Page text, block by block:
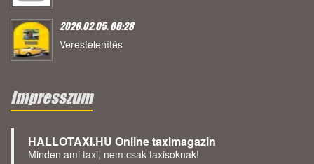
2026.02.05. 06:28
Verestelenítés
Impresszum
HALLOTAXI.HU Online taximagazin
Minden ami taxi, nem csak taxisoknak!